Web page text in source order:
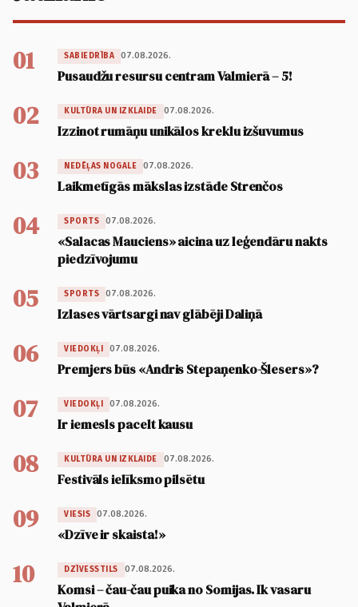
01 SABIEDRĪBA 07.08.2026.
Pusaudžu resursu centram Valmierā – 5!
02 KULTŪRA UN IZKLAIDE 07.08.2026.
Izzinot rumāņu unikālos kreklu izšuvumus
03 NEDĒĻAS NOGALE 07.08.2026.
Laikmetīgās mākslas izstāde Strenčos
04 SPORTS 07.08.2026.
«Salacas Mauciens» aicina uz leģendāru nakts
piedzīvojumu
05 SPORTS 07.08.2026.
Izlases vārtsargi nav glābēji Daliņā
06 VIEDOKĻI 07.08.2026.
Premjers būs «Andris Stepaņenko-Šlesers»?
07 VIEDOKĻI 07.08.2026.
Ir iemesls pacelt kausu
08 KULTŪRA UN IZKLAIDE 07.08.2026.
Festivāls ielīksmo pilsētu
09 VIESIS 07.08.2026.
«Dzīve ir skaista!»
10 DZĪVESSTILS 07.08.2026.
Komsi – čau-čau puika no Somijas. Ik vasaru